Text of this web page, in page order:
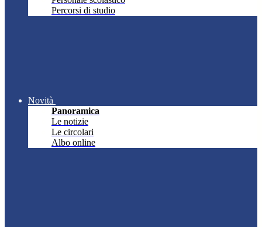
Percorsi di studio
Novità
Panoramica
Le notizie
Le circolari
Albo online